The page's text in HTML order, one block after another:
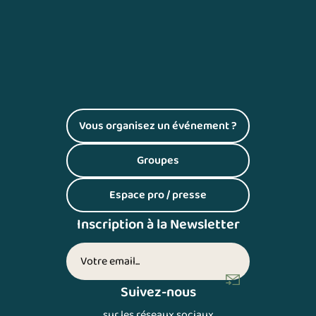
Vous organisez un événement ?
(S'ouvre dans un nouvel onglet)
Groupes(S'ouvre dans un nouvel onglet)
Espace pro / presse(S'ouvre dans un nouvel onglet)
Inscription à la Newsletter
Votre adresse email (inscription newsletter)
Suivez-nous